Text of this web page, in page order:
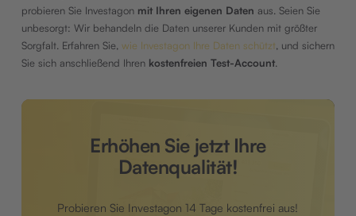
probieren Sie Investagon mit Ihren eigenen Daten aus. Seien Sie
unbesorgt: Wir behandeln die Daten unserer Kunden mit größter
Sorgfalt. Erfahren Sie, wie Investagon Ihre Daten schützt, und sichern
Sie sich anschließend Ihren kostenfreien Test-Account.
Erhöhen Sie jetzt Ihre
Datenqualität!
Probieren Sie Investagon 14 Tage kostenfrei aus!